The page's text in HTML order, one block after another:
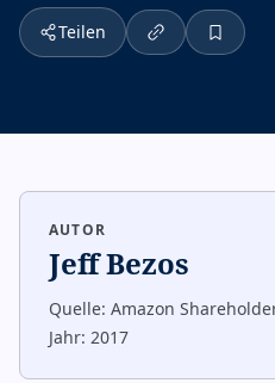
Teilen
AUTOR
Jeff Bezos
Quelle: Amazon
Jahr: 2017